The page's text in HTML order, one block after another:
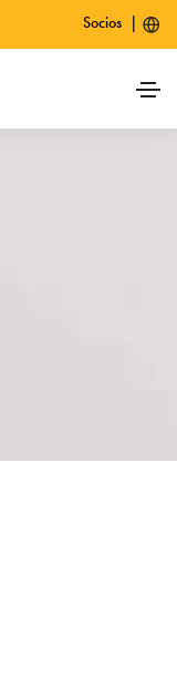
Socios |